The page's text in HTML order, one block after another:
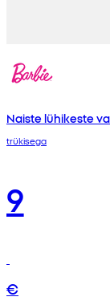
Naiste lühikeste
trükisega
9
€